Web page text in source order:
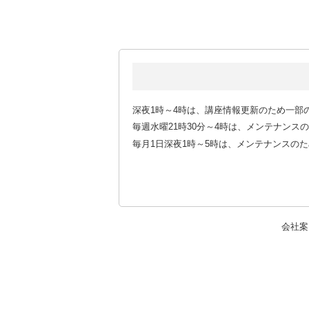
深夜1時～4時は、講座情報更新のため一部
毎週水曜21時30分～4時は、メンテナンス
毎月1日深夜1時～5時は、メンテナンスの
会社